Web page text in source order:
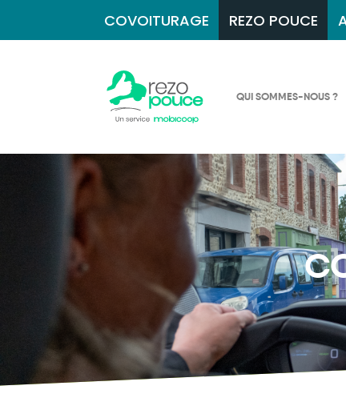
COVOITURAGE REZO POUCE
QUI SOMMES-NOUS ?